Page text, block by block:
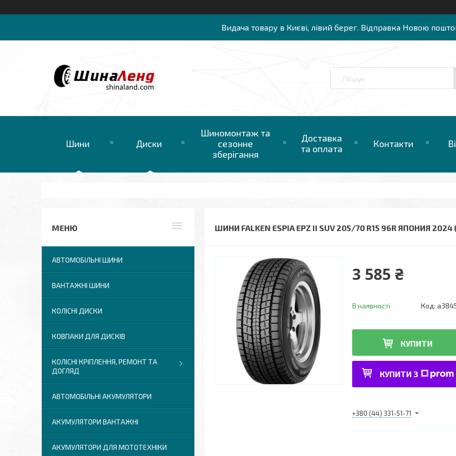
Видача товару в Києві, лівий берег. Відправка Новою
Шини Диски
Шиномонтаж та
сезонне
зберігання
Доставка
та оплата
Контакти
ШИНИ FALKEN ESPIA EPZ II SUV 205/70 R15 96R ЯПОНИЯ
3 585 ₴
В наявності Код:
КУПИТИ
КУПИТИ З
+380 (44) 331-51-71
АВТОМОБІЛЬНІ ШИНИ
ВАНТАЖНІ ШИНИ
КОЛІСНІ ДИСКИ
КОВПАКИ ДЛЯ ДИСКІВ
КОЛІСНІ КРІПЛЕННЯ, РЕМОНТ ТА
ДОГЛЯД
АВТОМОБІЛЬНІ АКУМУЛЯТОРИ
АКУМУЛЯТОРИ ВАНТАЖНІ
АКУМУЛЯТОРИ ДЛЯ МОТОТЕХНІКИ